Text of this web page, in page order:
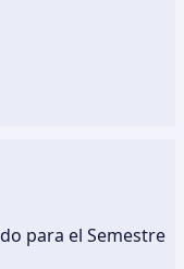
para el Semestre